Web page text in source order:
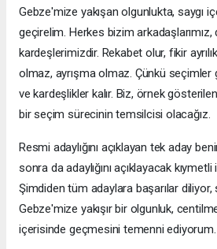
Gebze'mize yakışan olgunlukta, saygı
geçirelim. Herkes bizim arkadaşlarımız,
kardeşlerimizdir. Rekabet olur, fikir
olmaz, ayrışma olmaz. Çünkü seçimler
ve kardeşlikler kalır. Biz, örnek
bir seçim sürecinin temsilcisi olacağız.
Resmi adaylığını açıklayan tek aday
sonra da adaylığını açıklayacak
Şimdiden tüm adaylara başarılar
Gebze'mize yakışır bir olgunluk,
içerisinde geçmesini temenni ediyorum.